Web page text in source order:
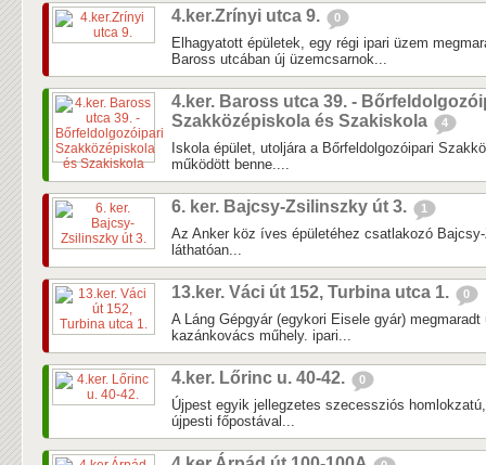
4.ker.Zrínyi utca 9. 0
Elhagyatott épületek, egy régi ipari üzem
Baross utcában új üzemcsarnok...
4.ker. Baross utca 39. -
Szakközépiskola és Szakiskola
4
Iskola épület, utoljára a Bőrfeldolgozóipari
működött benne....
6. ker. Bajcsy-Zsilinszky út 3. 1
Az Anker köz íves épületéhez csatlakozó
láthatóan...
13.ker. Váci út 152, Turbina utca 1. 0
A Láng Gépgyár (egykori Eisele gyár)
kazánkovács műhely. ipari...
4.ker. Lőrinc u. 40-42. 0
Újpest egyik jellegzetes szecessziós
újpesti főpostával...